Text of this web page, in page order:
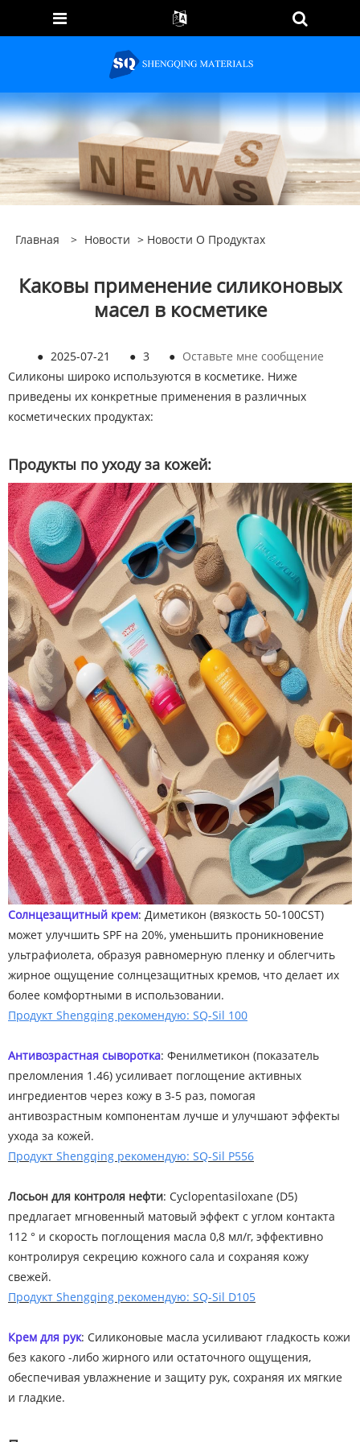
Главная > Новости > Новости О Продуктах
Каковы применение силиконовых
масел в косметике
● 2025-07-21 ● 3 ● Оставьте мне сообщение
Силиконы широко используются в косметике. Ниже
приведены их конкретные применения в различных
косметических продуктах:
Продукты по уходу за кожей:
Солнцезащитный крем: Диметикон (вязкость 50-100CST)
может улучшить SPF на 20%, уменьшить проникновение
ультрафиолета, образуя равномерную пленку и облегчить
жирное ощущение солнцезащитных кремов, что делает их
более комфортными в использовании.
Продукт Shengqing рекомендую: SQ-Sil 100
Антивозрастная сыворотка: Фенилметикон (показатель
преломления 1.46) усиливает поглощение активных
ингредиентов через кожу в 3-5 раз, помогая
антивозрастным компонентам лучше и улучшают эффекты
ухода за кожей.
Продукт Shengqing рекомендую: SQ-Sil P556
Лосьон для контроля нефти: Cyclopentasiloxane (D5)
предлагает мгновенный матовый эффект с углом контакта
112 ° и скорость поглощения масла 0,8 мл/г, эффективно
контролируя секрецию кожного сала и сохраняя кожу
свежей.
Продукт Shengqing рекомендую: SQ-Sil D105
Крем для рук: Силиконовые масла усиливают гладкость кожи
без какого -либо жирного или остаточного ощущения,
обеспечивая увлажнение и защиту рук, сохраняя их мягкие
и гладкие.